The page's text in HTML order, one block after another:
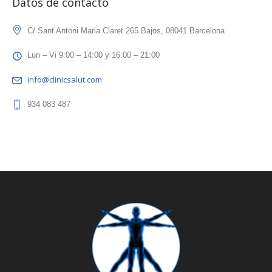
C/ Sant Antoni Maria Claret 265 Bajos, 08041 Barcelona
Lun – Vi 9:00 – 14:00 y 16:00 – 21:00
info@clinicsalut.com
934 083 487